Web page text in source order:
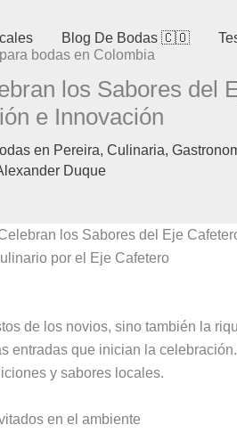
Blog De Bodas 🇨🇴
los Sabores del
e Innovación
en Pereira, Culinaria,
Duque
los Sabores del Eje
por el Eje Cafetero
de los novios, sino también la
entradas que inician la
y sabores locales.
en el ambiente